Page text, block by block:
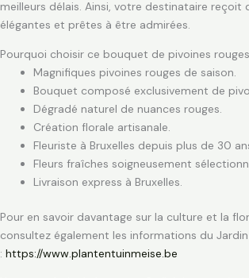
meilleurs délais. Ainsi, votre destinataire reçoit
élégantes et prêtes à être admirées.
Pourquoi choisir ce bouquet de pivoines
Magnifiques pivoines rouges de saison.
Bouquet composé exclusivement de
Dégradé naturel de nuances rouges.
Création florale artisanale.
Fleuriste à Bruxelles depuis plus de 30
Fleurs fraîches soigneusement
Livraison express à Bruxelles.
Pour en savoir davantage sur la culture et la
consultez également les informations du
: https://www.plantentuinmeise.be